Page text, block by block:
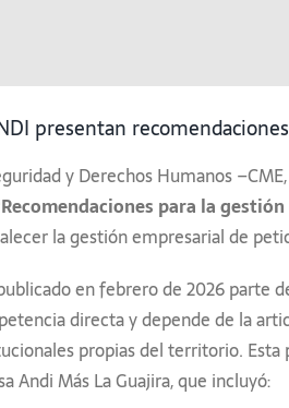
presentan
y Derechos Humanos
para la
la gestión empresarial de
en febrero de 2026 parte
directa y depende de la
propias del territorio.
Andi Más La Guajira, que incluyó: